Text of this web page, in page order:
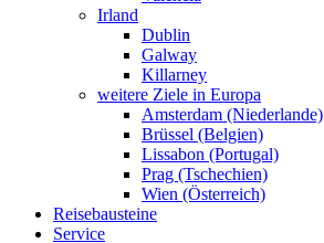
Irland
Dublin
Galway
Killarney
weitere Ziele in Europa
Amsterdam (Niederlande)
Brüssel (Belgien)
Lissabon (Portugal)
Prag (Tschechien)
Wien (Österreich)
Reisebausteine
Service